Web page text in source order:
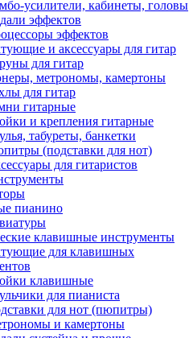
усилители, кабинеты, головы
эффектов
эффектов
и аксессуары для гитар
для гитар
метрономы, камертоны
для гитар
гитарные
и крепления гитарные
табуреты, банкетки
(подставки для нот)
для гитаристов
пианино
клавишные инструменты
для клавишных
клавишные
для пианиста
для нот (пюпитры)
и камертоны